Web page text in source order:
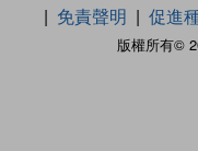
版權所有©
免責聲明
促進